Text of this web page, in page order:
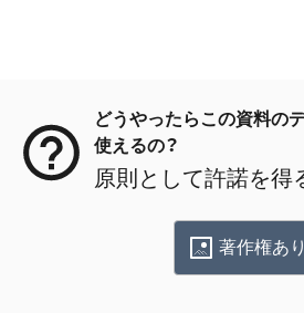
どうやったらこの資料の
使えるの？
原則として許諾を得
著作権あり